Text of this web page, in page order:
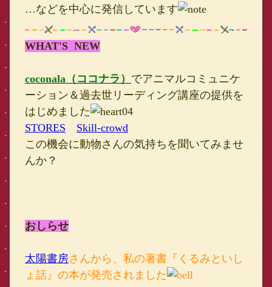
…などを中心に発信しています
WHAT'S NEW
coconala（ココナラ） でアニマルコミュニケ
ーション＆過去世リーディング講座の提供を
はじめました
STORES
Skill-crowd
​この機会に動物さんの気持ちを聞いてみませ
んか？
おしらせ
太陽書房さんから、私の著書『くるみといし
ょ話』の本が発売されました